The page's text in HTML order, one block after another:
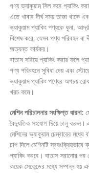
পণ্য ভ্যাকুয়াম সিল করে প্যাকিং
এতে খাবার দীর্ঘ সময় তাজা থাকে
ভ্যাকুয়াম প্যাকিং পণ্যকে ধুলা,
বিশেষ করে, যেসব পণ্য পরিবহন
অত্যন্ত কার্যকর।
বাতাস সরিয়ে প্যাকিং করার ফলে
পণ্য পরিবহনে সুবিধা দেয় এবং
ভ্যাকুয়াম প্যাকিং পণ্যের অপচয়
খরচ কমে।
মেশিন পরিচালনার সংক্ষিপ্ত ধারনা:
বৈদ্যুতিক সংযোগ দিয়ে চালু করুন।
মেশিনের ভ্যাকুয়াম চেম্বারের মধ্যে
চাপ দিলে মেশিনটি
প্যাকিং করবে। বাতাস সরানোর পর
কয়েক সেকেন্ডের মধ্যে সম্পন্ন হয়